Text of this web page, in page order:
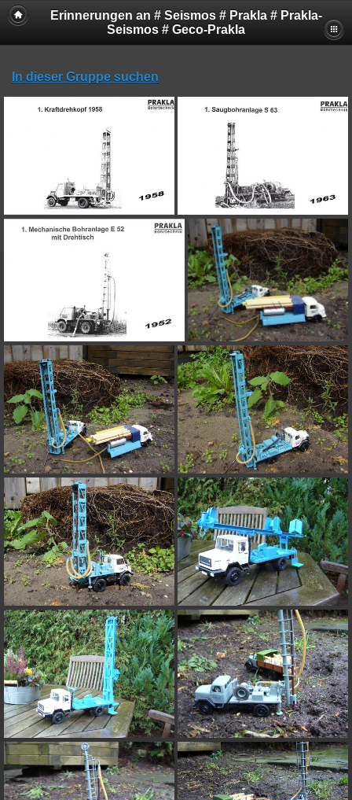
Erinnerungen an # Seismos # Prakla # Prakla-
Seismos # Geco-Prakla
In dieser Gruppe suchen